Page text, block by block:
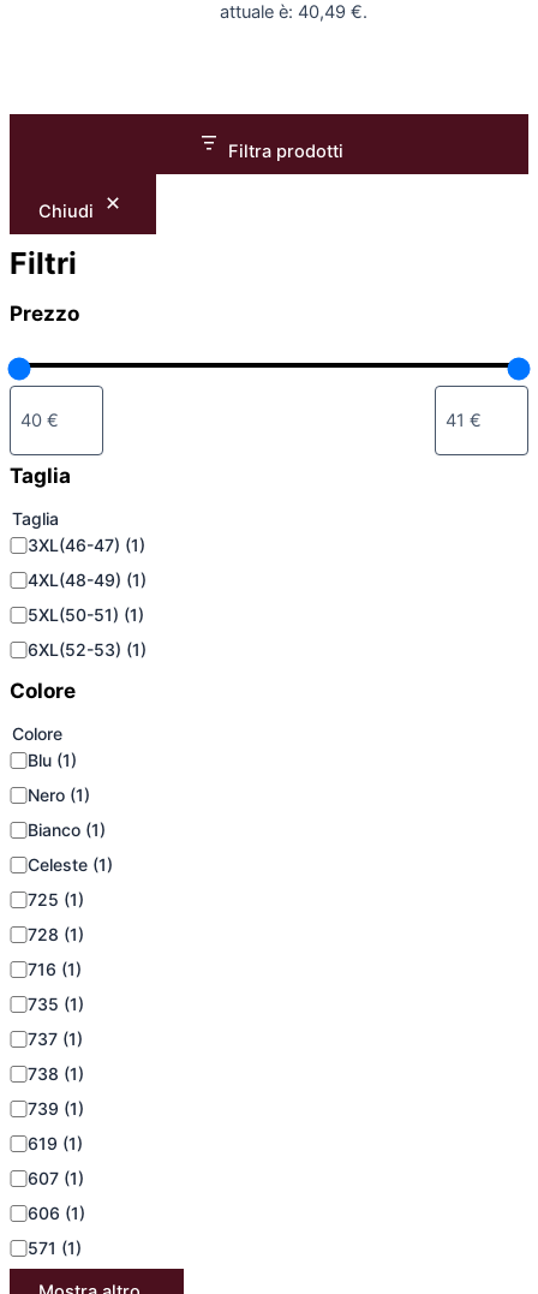
Filtra prodotti
Chiudi
Filtri
Prezzo
Taglia
Taglia
3XL(46-47) (1)
4XL(48-49) (1)
5XL(50-51) (1)
6XL(52-53) (1)
Colore
Colore
Blu (1)
Nero (1)
Bianco (1)
Celeste (1)
725 (1)
728 (1)
716 (1)
735 (1)
737 (1)
738 (1)
739 (1)
619 (1)
607 (1)
606 (1)
571 (1)
attuale è: 40,49 €.